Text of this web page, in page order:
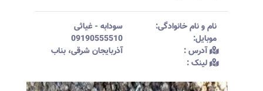
نام و نام خانوادگی:‌ سودابه - غیاثی
موبایل:‌
09190555510
آدرس :‌
آذربایجان شرقی، بناب
لینک :‌